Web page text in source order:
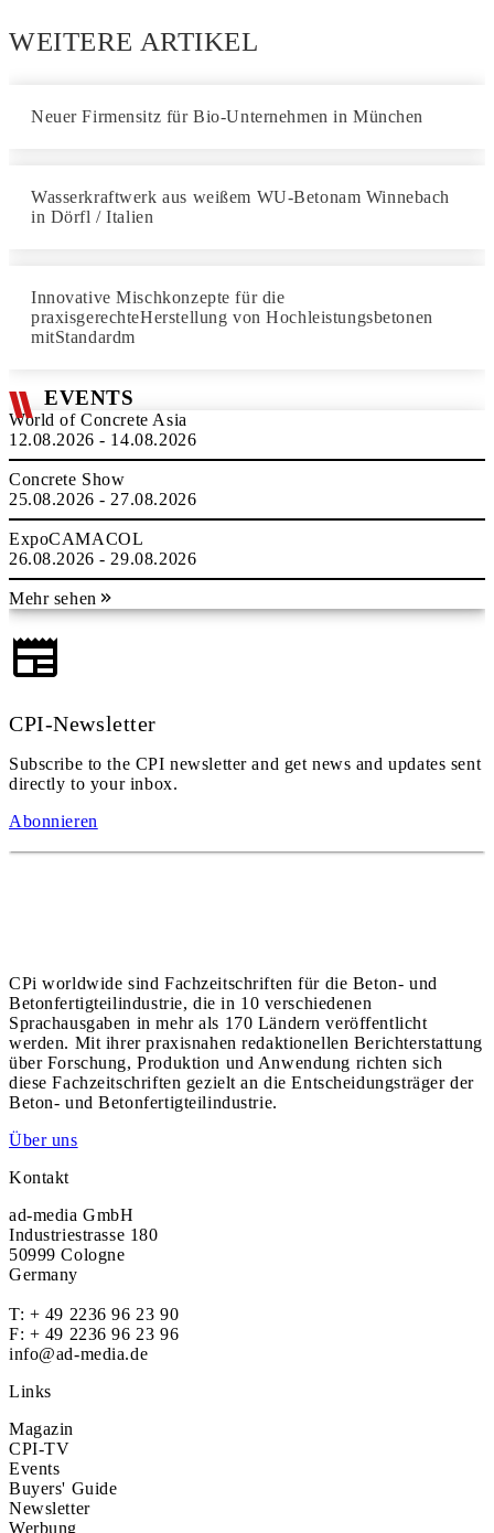
WEITERE ARTIKEL
Neuer Firmensitz für Bio-Unternehmen in München
Wasserkraftwerk aus weißem WU-Betonam Winnebach
in Dörfl / Italien
Innovative Mischkonzepte für die
praxisgerechteHerstellung von Hochleistungsbetonen
mitStandardm
EVENTS
World of Concrete Asia
12.08.2026 - 14.08.2026
Concrete Show
25.08.2026 - 27.08.2026
ExpoCAMACOL
26.08.2026 - 29.08.2026
Mehr sehen
CPI-Newsletter
Subscribe to the CPI newsletter and get news and updates sent
directly to your inbox.
Abonnieren
CPi worldwide sind Fachzeitschriften für die Beton- und
Betonfertigteilindustrie, die in 10 verschiedenen
Sprachausgaben in mehr als 170 Ländern veröffentlicht
werden. Mit ihrer praxisnahen redaktionellen Berichterstattung
über Forschung, Produktion und Anwendung richten sich
diese Fachzeitschriften gezielt an die Entscheidungsträger der
Beton- und Betonfertigteilindustrie.
Über uns
Kontakt
ad-media GmbH
Industriestrasse 180
50999 Cologne
Germany
T: + 49 2236 96 23 90
F: + 49 2236 96 23 96
info@ad-media.de
Links
Magazin
CPI-TV
Events
Buyers' Guide
Newsletter
Werbung